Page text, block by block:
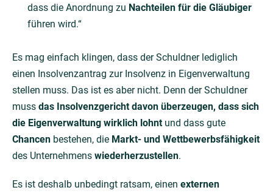
dass die Anordnung zu Nachteilen für die Gläubiger
führen wird.“
Es mag einfach klingen, dass der Schuldner lediglich
einen Insolvenzantrag zur Insolvenz in Eigenverwaltung
stellen muss. Das ist es aber nicht. Denn der Schuldner
muss das Insolvenzgericht davon überzeugen, dass sich
die Eigenverwaltung wirklich lohnt und dass gute
Chancen bestehen, die Markt- und Wettbewerbsfähigkeit
des Unternehmens wiederherzustellen.
Es ist deshalb unbedingt ratsam, einen externen